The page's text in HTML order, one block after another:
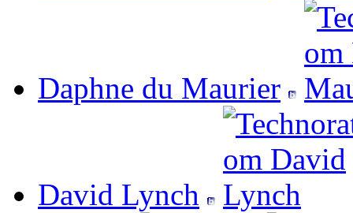
Daphne du Maurier
David Lynch